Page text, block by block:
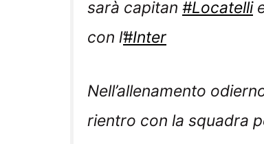
con l’#Inter
Nell’allenamento
rientro con la squadra